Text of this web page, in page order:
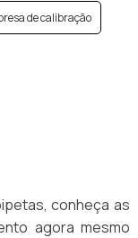
de calibração
conheça as
agora mesmo